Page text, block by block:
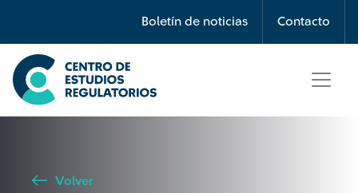
Boletín de noticias Contacto
Búsqueda
Seleccione país
Volver